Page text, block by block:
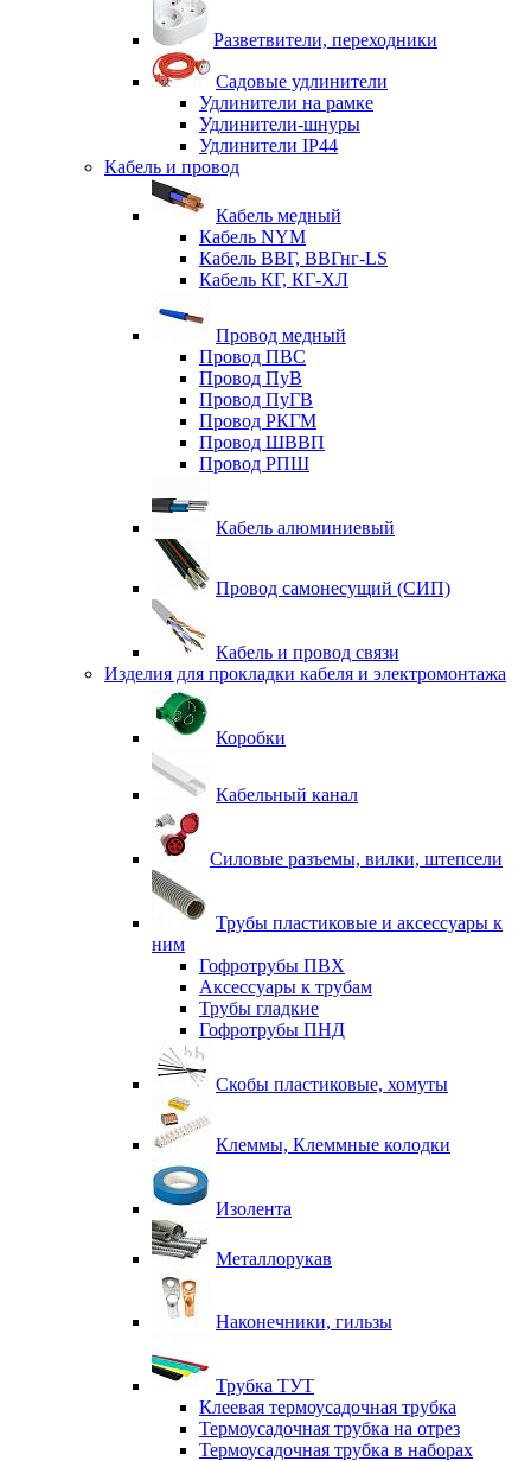
Разветвители, переходники
Садовые удлинители
Удлинители на рамке
Удлинители-шнуры
Удлинители IP44
Кабель и провод
Кабель медный
Кабель NYM
Кабель ВВГ, ВВГнг-LS
Кабель КГ, КГ-ХЛ
Провод медный
Провод ПВС
Провод ПуВ
Провод ПуГВ
Провод РКГМ
Провод ШВВП
Провод РПШ
Кабель алюминиевый
Провод самонесущий (СИП)
Кабель и провод связи
Изделия для прокладки кабеля и электромонтажа
Коробки
Кабельный канал
Силовые разъемы, вилки, штепсели
Трубы пластиковые и аксессуары к
ним
Гофротрубы ПВХ
Аксессуары к трубам
Трубы гладкие
Гофротрубы ПНД
Скобы пластиковые, хомуты
Клеммы, Клеммные колодки
Изолента
Металлорукав
Наконечники, гильзы
Трубка ТУТ
Клеевая термоусадочная трубка
Термоусадочная трубка на отрез
Термоусадочная трубка в наборах